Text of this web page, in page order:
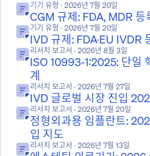
기기 유형 · 2026년 7월 20일
CGM 규제: FDA, MDR 등
기기 유형 · 2026년 7월 20일
IVD 규제: FDA·EU IVDR
리서치 보고서 · 2026년 8월 3일
ISO 10993-1:2025: 단일
계
리서치 보고서 · 2026년 7월 27일
IVD 글로벌 시장 진입
리서치 보고서 · 2026년 7월 20일
정형외과용 임플란트:
입 지도
리서치 보고서 · 2026년 7월 13일